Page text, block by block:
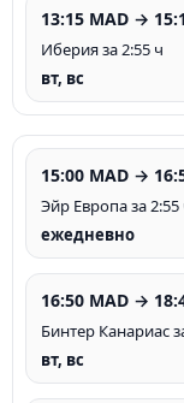
13:15 MAD →
Иберия за 2:55 ч
вт, вс
15:00 MAD →
Эйр Европа за 2:55
ежедневно
16:50 MAD →
Бинтер Канариас
вт, вс